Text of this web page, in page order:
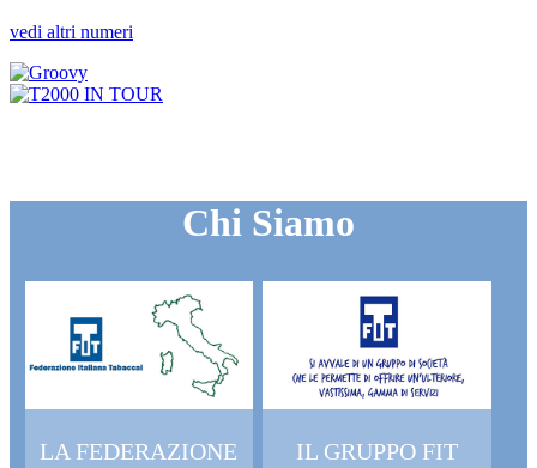
vedi altri numeri
Chi Siamo
LA FEDERAZIONE IL GRUPPO FIT